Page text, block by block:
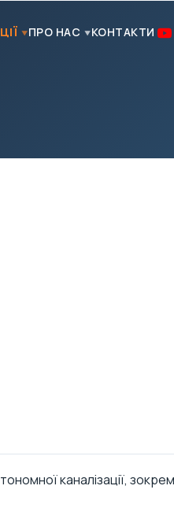
ПРО НАС КОНТАКТИ
каналізації,